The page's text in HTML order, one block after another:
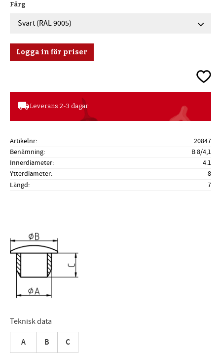
Färg
Logga in för priser
Lägg
local_shippingLeverans 2-3 dagar
Artikelnr
20847
Benämning
B 8/4,1
Innerdiameter
4.1
Ytterdiameter
8
Längd
7
Teknisk data
A B C